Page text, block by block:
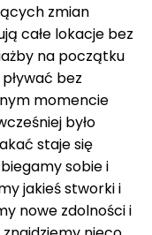
zmian
całe lokacje bez
na początku
bez
momencie
było
staje się
sobie i
jakieś stworki i
nowe zdolności i